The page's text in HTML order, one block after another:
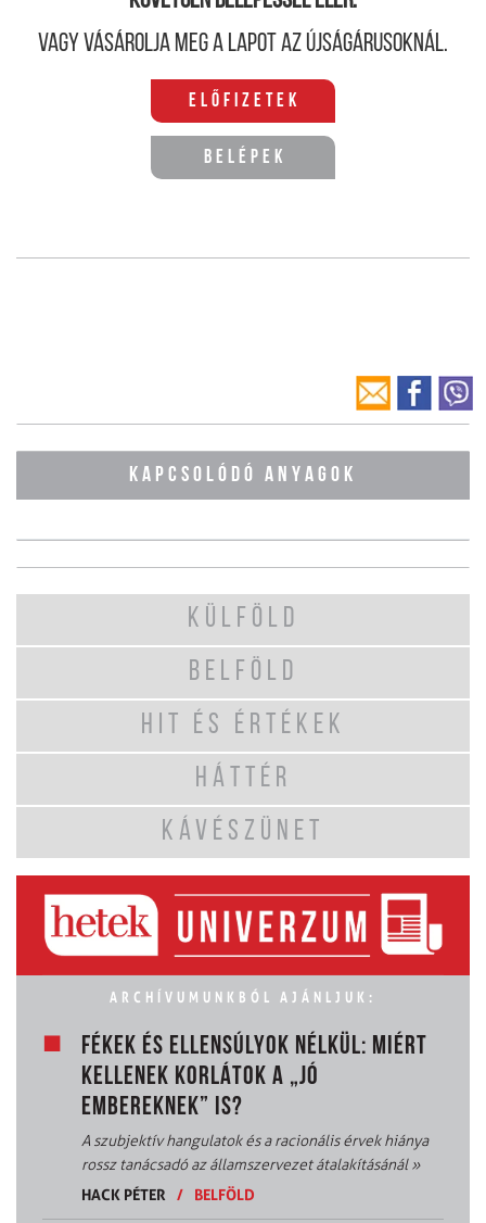
Vagy vásárolja meg a lapot az újságárusoknál.
Előfizetek
Belépek
KAPCSOLÓDÓ ANYAGOK
KÜLFÖLD
BELFÖLD
HIT ÉS ÉRTÉKEK
HÁTTÉR
KÁVÉSZÜNET
ARCHÍVUMUNKBÓL AJÁNLJUK:
FÉKEK ÉS ELLENSÚLYOK NÉLKÜL: MIÉRT
KELLENEK KORLÁTOK A „JÓ
EMBEREKNEK” IS?
A szubjektív hangulatok és a racionális érvek hiánya
rossz tanácsadó az államszervezet átalakításánál»
HACK PÉTER
/ BELFÖLD